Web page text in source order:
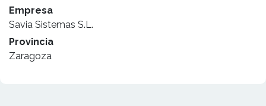
Empresa
Savia Sistemas S.L.
Provincia
Zaragoza